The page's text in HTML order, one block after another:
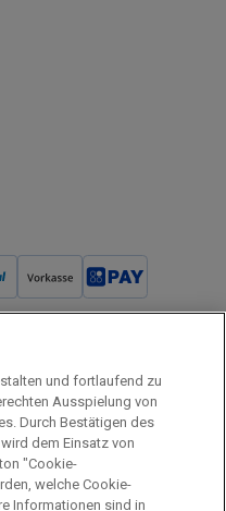
und fortlaufend zu
Ausspielung von
Durch Bestätigen des
dem Einsatz von
"Cookie-
welche Cookie-
Informationen sind in